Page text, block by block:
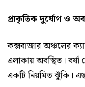
প্রাকৃতিক দুর্যোগ ও
কক্সবাজার অঞ্চলের
এলাকায় অবস্থিত।
একটি নিয়মিত ঝুঁকি।